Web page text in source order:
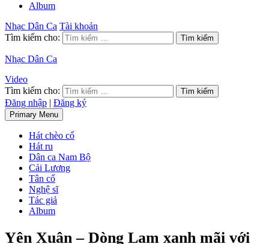
Album
Nhạc Dân Ca Tài khoản
Tìm kiếm cho:
Nhạc Dân Ca
Video
Tìm kiếm cho:
Đăng nhập | Đăng ký
Primary Menu
Hát chèo cổ
Hát ru
Dân ca Nam Bộ
Cải Lương
Tân cổ
Nghệ sĩ
Tác giả
Album
Yên Xuân – Dòng Lam xanh mãi với